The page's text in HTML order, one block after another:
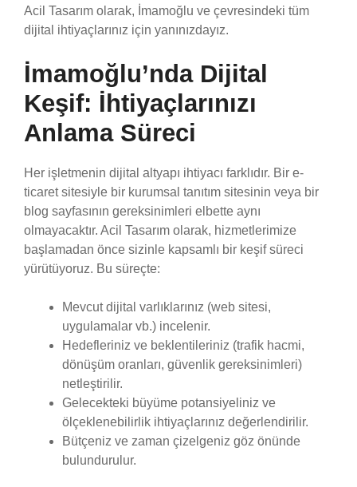
Acil Tasarım olarak, İmamoğlu ve çevresindeki tüm
dijital ihtiyaçlarınız için yanınızdayız.
İmamoğlu’nda Dijital
Keşif: İhtiyaçlarınızı
Anlama Süreci
Her işletmenin dijital altyapı ihtiyacı farklıdır. Bir e-
ticaret sitesiyle bir kurumsal tanıtım sitesinin veya bir
blog sayfasının gereksinimleri elbette aynı
olmayacaktır. Acil Tasarım olarak, hizmetlerimize
başlamadan önce sizinle kapsamlı bir keşif süreci
yürütüyoruz. Bu süreçte:
Mevcut dijital varlıklarınız (web sitesi,
uygulamalar vb.) incelenir.
Hedefleriniz ve beklentileriniz (trafik hacmi,
dönüşüm oranları, güvenlik gereksinimleri)
netleştirilir.
Gelecekteki büyüme potansiyeliniz ve
ölçeklenebilirlik ihtiyaçlarınız değerlendirilir.
Bütçeniz ve zaman çizelgeniz göz önünde
bulundurulur.